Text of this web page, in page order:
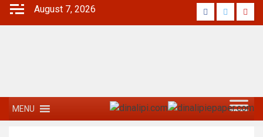
August 7, 2026
MENU